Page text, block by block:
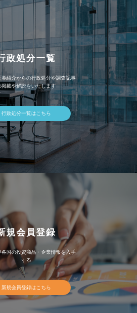
政処分一覧
券紹介からの行政処分や調査記事
掲載や解説をいたします
行政処分一覧はこちら
規会員登録
各国の投資商品・企業情報を入手
する
新規会員登録はこちら